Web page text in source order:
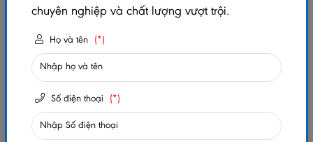
Xem thêm thuộc tính sản phẩm
Trạng thái: Còn hàng
Số lần xem: 188
chuyên nghiệp và chất lượng vượt trội.
Họ và tên (*)
Số điện thoại (*)